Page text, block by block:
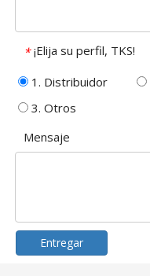
* ¡Elija su perfil, TKS!
1. Distribuidor
3. Otros
Mensaje
Entregar